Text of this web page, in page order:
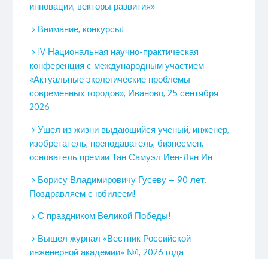
инновации, векторы развития»
Внимание, конкурсы!
IV Национальная научно-практическая
конференция с международным участием
«Актуальные экологические проблемы
современных городов», Иваново, 25 сентября
2026
Ушел из жизни выдающийся ученый, инженер,
изобретатель, преподаватель, бизнесмен,
основатель премии Тан Самуэл Иен-Лян Ин
Борису Владимировичу Гусеву – 90 лет.
Поздравляем с юбилеем!
С праздником Великой Победы!
Вышел журнал «Вестник Российской
инженерной академии» №1, 2026 года